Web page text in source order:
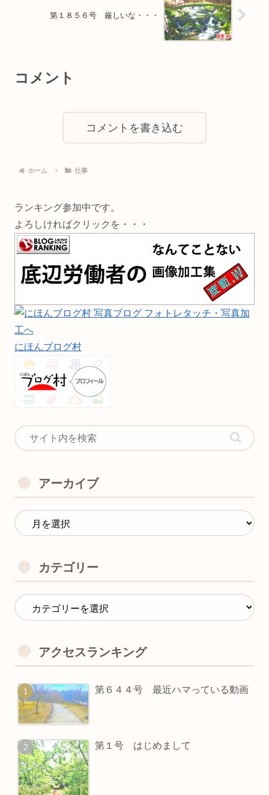
第１８５６号 厳しいな・・・
コメント
コメントを書き込む
ホーム 仕事
ランキング参加中です。
よろしければクリックを・・・
にほんブログ村
アーカイブ
カテゴリー
アクセスランキング
第６４４号 最近ハマっている動画
第１号 はじめまして